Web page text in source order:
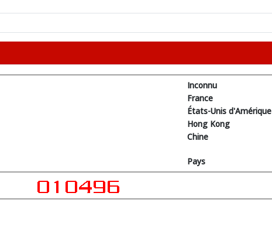
Inconnu
France
États-Unis d'Amérique
Hong Kong
Chine
Pays